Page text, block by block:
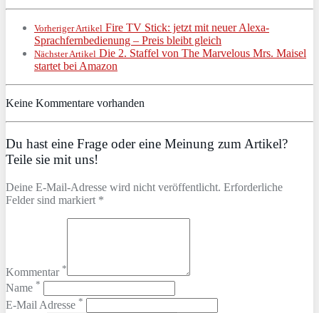
Vorheriger Artikel Fire TV Stick: jetzt mit neuer Alexa-
Sprachfernbedienung – Preis bleibt gleich
Nächster Artikel Die 2. Staffel von The Marvelous Mrs. Maisel
startet bei Amazon
Keine Kommentare vorhanden
Du hast eine Frage oder eine Meinung zum Artikel?
Teile sie mit uns!
Deine E-Mail-Adresse wird nicht veröffentlicht. Erforderliche
Felder sind markiert *
Kommentar *
Name *
E-Mail Adresse *